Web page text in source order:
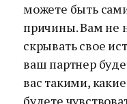
можете быть
причины. Вам не
скрывать свое
ваш партнер
вас такими,
будете